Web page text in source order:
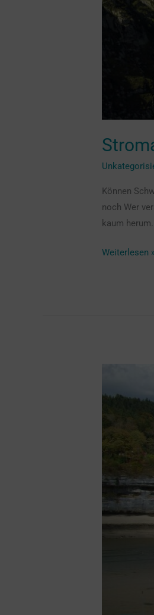
Können
noch Wer
kaum
Weiterlesen »
erforschen